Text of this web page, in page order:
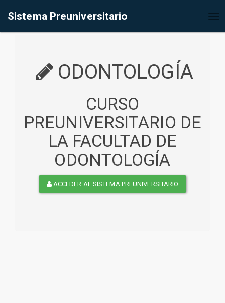
Sistema Preuniversitario
ODONTOLOGÍA
CURSO
PREUNIVERSITARIO DE
LA FACULTAD DE
ODONTOLOGÍA
ACCEDER AL SISTEMA PREUNIVERSITARIO